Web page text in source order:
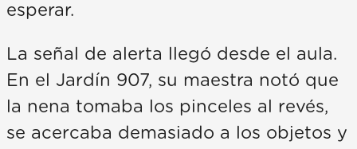
esperar.
La señal de alerta llegó desde el aula.
En el Jardín 907, su maestra notó que
la nena tomaba los pinceles al revés,
se acercaba demasiado a los objetos y